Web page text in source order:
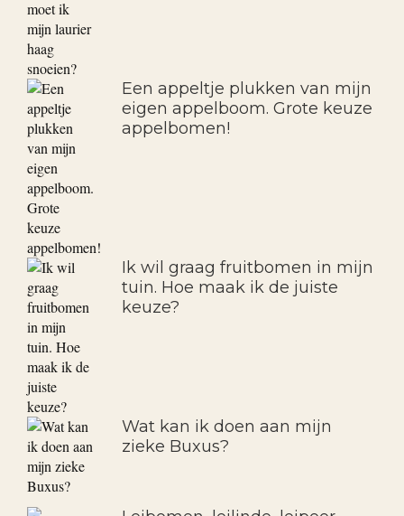
Een appeltje plukken van mijn
eigen appelboom. Grote keuze
appelbomen!
Ik wil graag fruitbomen in mijn
tuin. Hoe maak ik de juiste
keuze?
Wat kan ik doen aan mijn
zieke Buxus?